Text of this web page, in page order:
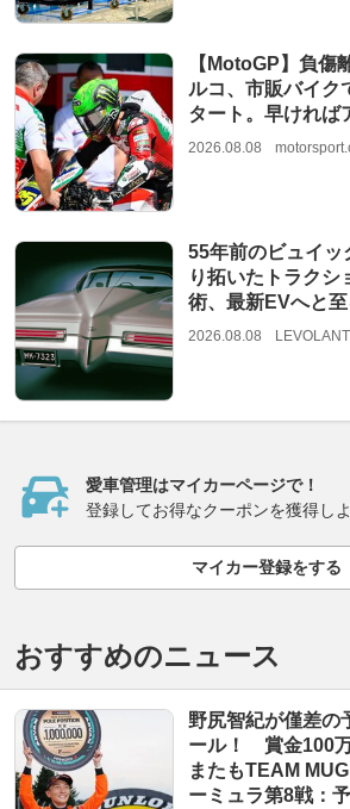
【MotoGP】負傷
ルコ、市販バイク
タート。早ければ
2026.08.08
55年前のビュイッ
り拓いたトラクシ
術、最新EVへと
2026.08.08 LEVOLANT
愛車管理はマイカーページで！
登録してお得なクーポンを獲得し
マイカー登録をする
おすすめのニュース
野尻智紀が僅差の
ール！ 賞金100
またもTEAM
ーミュラ第8戦：